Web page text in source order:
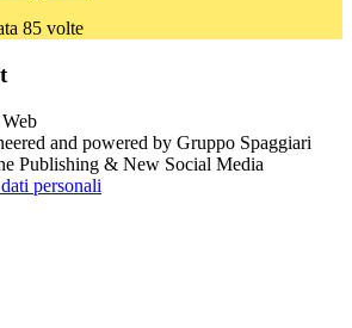
85 volte
and powered by Gruppo Spaggiari
Publishing & New Social Media
personali